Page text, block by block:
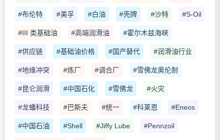
#布伦特 #美孚 #白油 #壳牌 #沙特 #S-Oil
#III 类基础油 #高端润滑油 #霍尔木兹海峡
#供应链 #基础油价格 #国产替代 #润滑油行业
#地缘冲突 #炼厂 #调合厂 #雪佛龙奥伦耐
#昆仑润滑 #中国石化 #雪佛龙 #火灾
#龙蟠科技 #巴斯夫 #统一 #科莱恩 #Eneos
#中国石油 #Shell #Jiffy Lube #Pennzoil